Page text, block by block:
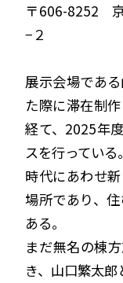
〒606-8252 京
−２
展示会場であ
た際に滞在制
経て、2025年
スを行っている。
時代にあわせ
場所であり、
ある。
まだ無名の棟
き、山口繁太郎